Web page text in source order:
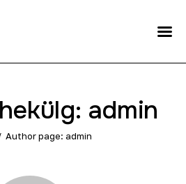
admin
Author page: admin